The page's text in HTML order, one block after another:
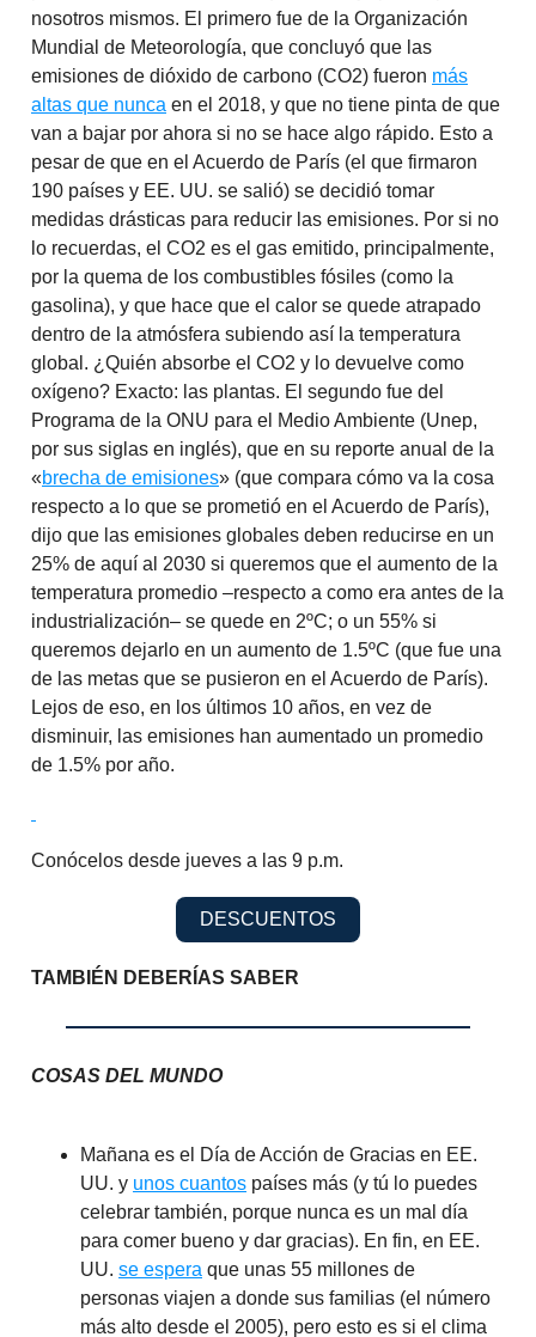
nosotros mismos. El primero fue de la Organización
Mundial de Meteorología, que concluyó que las
emisiones de dióxido de carbono (CO2) fueron más
altas que nunca en el 2018, y que no tiene pinta de que
van a bajar por ahora si no se hace algo rápido. Esto a
pesar de que en el Acuerdo de París (el que firmaron
190 países y EE. UU. se salió) se decidió tomar
medidas drásticas para reducir las emisiones. Por si no
lo recuerdas, el CO2 es el gas emitido, principalmente,
por la quema de los combustibles fósiles (como la
gasolina), y que hace que el calor se quede atrapado
dentro de la atmósfera subiendo así la temperatura
global. ¿Quién absorbe el CO2 y lo devuelve como
oxígeno? Exacto: las plantas. El segundo fue del
Programa de la ONU para el Medio Ambiente (Unep,
por sus siglas en inglés), que en su reporte anual de la
«brecha de emisiones» (que compara cómo va la cosa
respecto a lo que se prometió en el Acuerdo de París),
dijo que las emisiones globales deben reducirse en un
25% de aquí al 2030 si queremos que el aumento de la
temperatura promedio –respecto a como era antes de la
industrialización– se quede en 2ºC; o un 55% si
queremos dejarlo en un aumento de 1.5ºC (que fue una
de las metas que se pusieron en el Acuerdo de París).
Lejos de eso, en los últimos 10 años, en vez de
disminuir, las emisiones han aumentado un promedio
de 1.5% por año.
Conócelos desde jueves a las 9 p.m.
DESCUENTOS
TAMBIÉN DEBERÍAS SABER
COSAS DEL MUNDO
Mañana es el Día de Acción de Gracias en EE.
UU. y unos cuantos países más (y tú lo puedes
celebrar también, porque nunca es un mal día
para comer bueno y dar gracias). En fin, en EE.
UU. se espera que unas 55 millones de
personas viajen a donde sus familias (el número
más alto desde el 2005), pero esto es si el clima